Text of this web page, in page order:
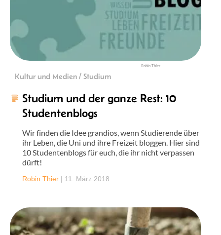
Robin Thier
Kultur und Medien / Studium
Studium und der ganze Rest: 10
Studentenblogs
Wir finden die Idee grandios, wenn Studierende über
ihr Leben, die Uni und ihre Freizeit bloggen. Hier sind
10 Studentenblogs für euch, die ihr nicht verpassen
dürft!
Robin Thier | 11. März 2018